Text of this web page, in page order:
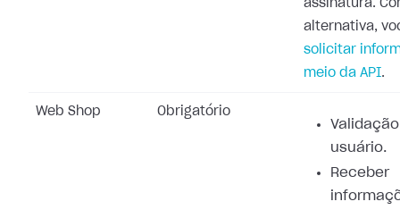
assinatura.
alternativa,
solicitar
meio da API.
Web Shop Obrigatório
usuário.
Receber